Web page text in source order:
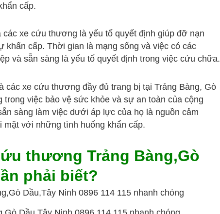
cấp.
xe cứu thương là yếu tố quyết định giúp đỡ nạn
khẩn cấp. Thời gian là mạng sống và việc có các
và sẵn sàng là yếu tố quyết định trong việc cứu chữa.
các xe cứu thương đầy đủ trang bị tại Trảng Bàng, Gò
trong việc bảo vệ sức khỏe và sự an toàn của cộng
sàng làm việc dưới áp lực của họ là nguồn cảm
với những tình huống khẩn cấp.
thương Trảng Bàng,Gò
phải biết?